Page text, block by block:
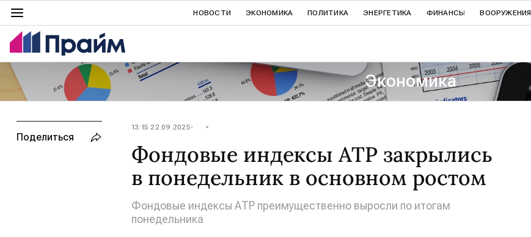
НОВОСТИ ЭКОНОМИКА ПОЛИТИКА ЭНЕРГЕТИКА ФИНАНСЫ ВООРУЖЕНИЯ
Экономика
13:15 22.09.2025
Фондовые индексы АТР закрылись
в понедельник в основном ростом
Фондовые индексы АТР преимущественно выросли по итогам
понедельника
Поделиться